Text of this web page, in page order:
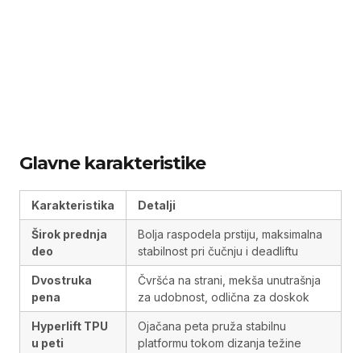
Glavne karakteristike
Karakteristika Detalji
Širok prednja
deo
Bolja raspodela prstiju, maksimalna
stabilnost pri čučnju i deadliftu
Dvostruka
pena
Čvršća na strani, mekša unutrašnja
za udobnost, odlična za doskok
Hyperlift TPU
u peti
Ojačana peta pruža stabilnu
platformu tokom dizanja težine